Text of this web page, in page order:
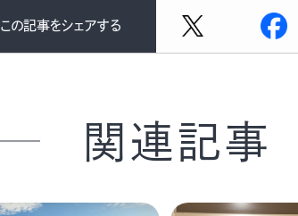
この記事をシェアする
関連記事